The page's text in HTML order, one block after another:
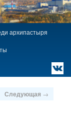
архипастыря `
Следующая →